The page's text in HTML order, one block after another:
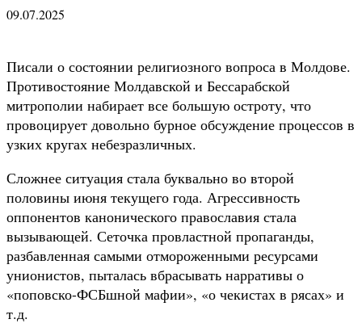
09.07.2025
Писали о состоянии религиозного вопроса в Молдове.
Противостояние Молдавской и Бессарабской
митрополии набирает все большую остроту, что
провоцирует довольно бурное обсуждение процессов в
узких кругах небезразличных.
Сложнее ситуация стала буквально во второй
половины июня текущего года. Агрессивность
оппонентов канонического православия стала
вызывающей. Сеточка провластной пропаганды,
разбавленная самыми отмороженными ресурсами
унионистов, пыталась вбрасывать нарративы о
«поповско-ФСБшной мафии», «о чекистах в рясах» и
т.д.